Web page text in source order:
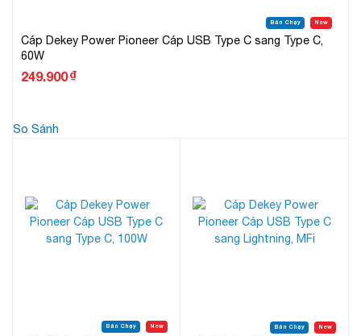
Bán Chạy New
Cáp Dekey Power Pioneer Cáp USB Type C sang Type C,
60W
249.900₫
So Sánh
Bán Chạy New Bán Chạy New